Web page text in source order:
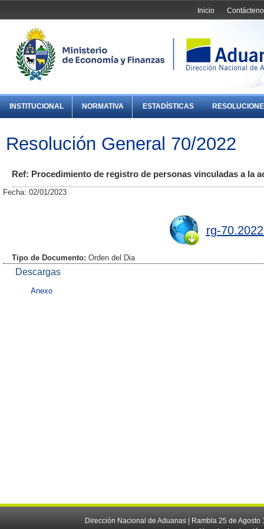
Inicio
INSTITUCIONAL NORMATIVA ESTADÍSTICAS
Resolución General 70/2022
Ref: Procedimiento de registro de personas vinculadas a la
Fecha: 02/01/2023
rg-
Tipo de Documento: Orden del Dia
Descargas
Anexo
Dirección Nacional de Aduanas | Rambla 25 de